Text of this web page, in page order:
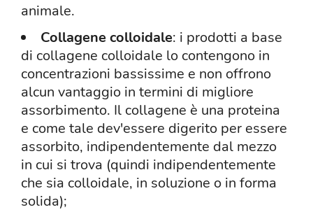
animale.
Collagene colloidale: i prodotti a base
di collagene colloidale lo contengono in
concentrazioni bassissime e non offrono
alcun vantaggio in termini di migliore
assorbimento. Il collagene è una proteina
e come tale dev'essere digerito per essere
assorbito, indipendentemente dal mezzo
in cui si trova (quindi indipendentemente
che sia colloidale, in soluzione o in forma
solida);